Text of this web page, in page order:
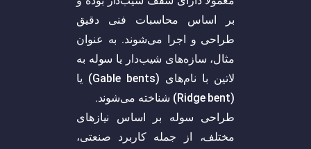
بر اساس محاسبات فنی دقیق
طراحی و اجرا می‌شوند. به عنوان
مثال، سازه‌های شیب‌دار یا سوله به
لاتین با نام‌های (Gable bents) یا
(Ridge bent) شناخته می‌شوند.
طراحی سوله بر اساس نیاز‌های
مختلف، از جمله کاربرد‌ صنعتی،